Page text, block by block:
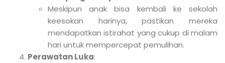
Meskipun anak bisa kembali ke sekolah
keesokan harinya, pastikan mereka
mendapatkan istirahat yang cukup di malam
hari untuk mempercepat pemulihan.
Perawatan Luka: